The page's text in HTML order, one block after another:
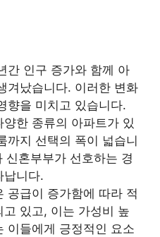
간 인구 증가와 함께 아
겨났습니다. 이러한 변화
향을 미치고 있습니다.
한 종류의 아파트가 있
까지 선택의 폭이 넓습니
신혼부부가 선호하는 경
납니다.
공급이 증가함에 따라 적
있고, 이는 가성비 높
이들에게 긍정적인 요소